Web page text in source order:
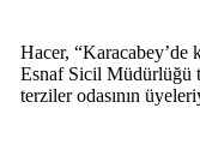
Hacer, “Karacabey’de
Esnaf Sicil Müdürlüğü
terziler odasının